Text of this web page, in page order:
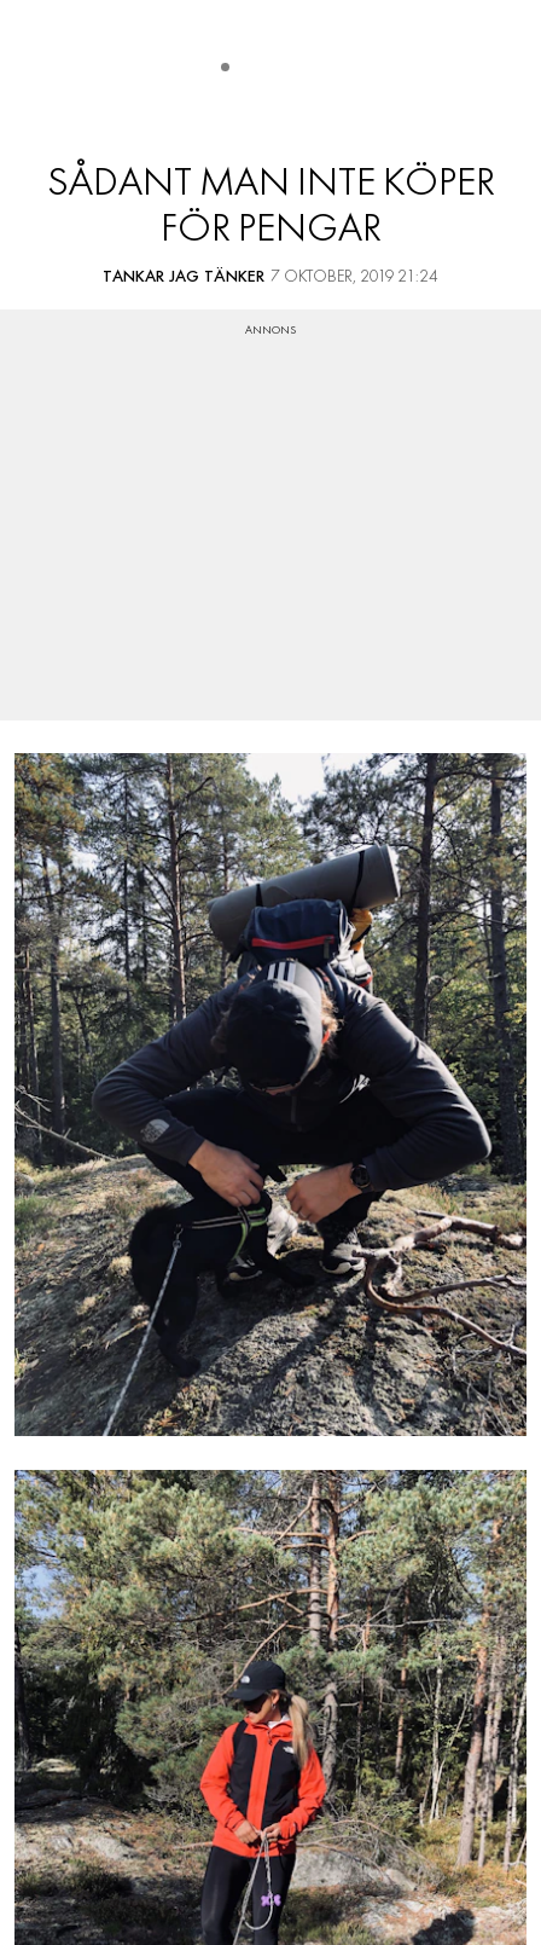
SÅDANT MAN INTE KÖPER
FÖR PENGAR
TANKAR JAG TÄNKER 7 OKTOBER, 2019 21:24